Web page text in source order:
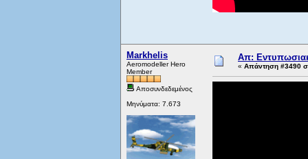
Markhelis
Aeromodeller Hero
Member
Αποσυνδεδεμένος
Μηνύματα: 7.673
Απ:
« Απάντηση #3490